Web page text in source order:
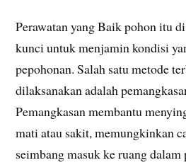
Perawatan yang Baik pohon itu
kunci untuk menjamin kondisi
pepohonan. Salah satu metode
dilaksanakan adalah
Pemangkasan membantu
mati atau sakit, memungkinkan
seimbang masuk ke ruang